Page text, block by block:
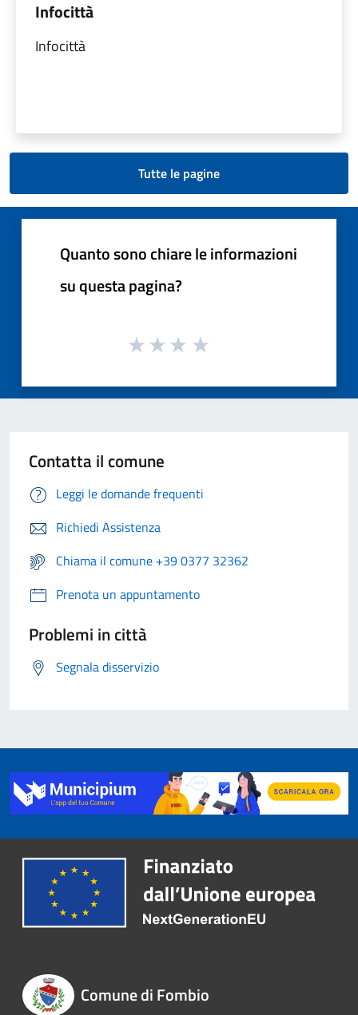
Infocittà
Infocittà
Tutte le pagine
Quanto sono chiare le informazioni
su questa pagina?
Contatta il comune
Leggi le domande frequenti
Richiedi Assistenza
Chiama il comune +39 0377 32362
Prenota un appuntamento
Problemi in città
Segnala disservizio
Comune di Fombio